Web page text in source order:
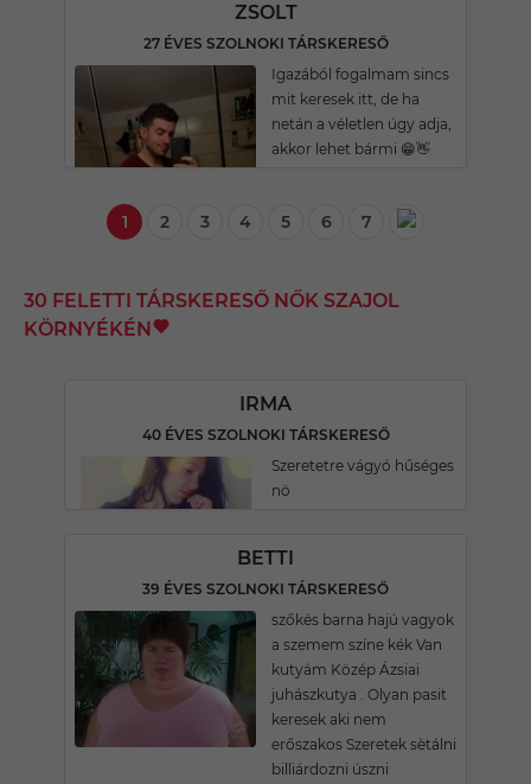
ZSOLT
27 ÉVES SZOLNOKI TÁRSKERESŐ
Igazából fogalmam sincs
mit keresek itt, de ha
netán a véletlen úgy adja,
akkor lehet bármi 😁👋
1 2 3 4 5 6 7
30 FELETTI TÁRSKERESŐ NŐK SZAJOL
KÖRNYÉKÉN
IRMA
40 ÉVES SZOLNOKI TÁRSKERESŐ
Szeretetre vágyó hűséges
nö
BETTI
39 ÉVES SZOLNOKI TÁRSKERESŐ
szőkés barna hajú vagyok
a szemem színe kék Van
kutyám Közép Ázsiai
juhászkutya . Olyan pasit
keresek aki nem
erőszakos Szeretek sètálni
billiárdozni úszni